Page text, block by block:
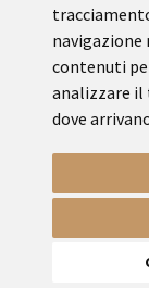
contenuti
analizzare il
dove